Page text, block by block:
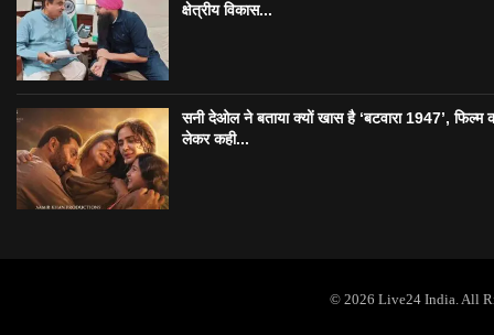
क्षेत्रीय विकास...
सनी देओल ने बताया क्यों खास है ‘बटवारा 1947’, फिल्म
लेकर कही...
© 2026 Live24 India. All